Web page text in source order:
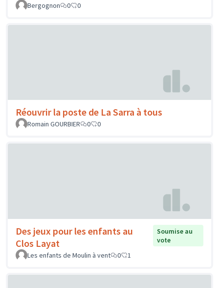
Bergognon 0 0
Réouvrir la poste de La Sarra à tous
Romain GOURBIER 0 0
Des jeux pour les enfants au
Clos Layat
Soumise au
vote
Les enfants de Moulin à vent
0 1